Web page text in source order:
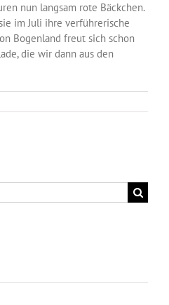
nun langsam rote Bäckchen.
im Juli ihre verführerische
Bogenland freut sich schon
die wir dann aus den